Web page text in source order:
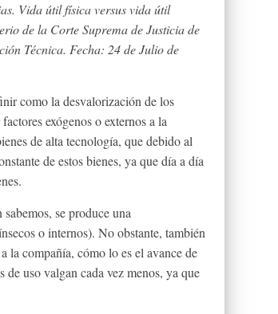
Vida útil física versus vida útil
de la Corte Suprema de Justicia de
Técnica. Fecha: 24 de Julio de
como la desvalorización de los
exógenos o externos a la
de alta tecnología, que debido al
de estos bienes, ya que día a día
se produce una
o internos). No obstante, también
la compañía, cómo lo es el avance de
uso valgan cada vez menos, ya que